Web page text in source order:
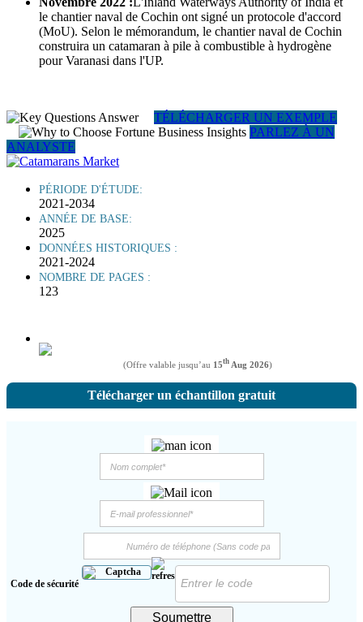
le chantier naval de Cochin ont signé un protocole d'accord
(MoU). Selon le mémorandum, le chantier naval de Cochin
construira un catamaran à pile à combustible à hydrogène
pour Varanasi dans l'UP.
TÉLÉCHARGER UN EXEMPLE
PARLEZ À UN
ANALYSTE
PÉRIODE D'ÉTUDE:
2021-2034
ANNÉE DE BASE:
2025
DONNÉES HISTORIQUES :
2021-2024
NOMBRE DE PAGES :
123
(Offre valable jusqu’au 15th Aug 2026)
Télécharger un échantillon gratuit
Code de sécurité
Soumettre